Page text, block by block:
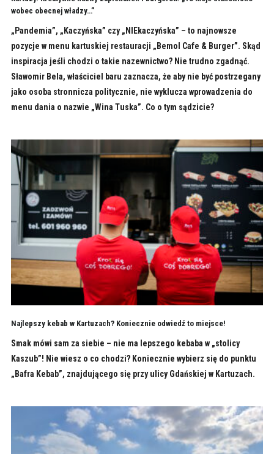
wobec obecnej władzy…”
„Pandemia”, „Kaczyńska” czy „NIEkaczyńska” – to najnowsze
pozycje w menu kartuskiej restauracji „Bemol Cafe & Burger”. Skąd
inspiracja jeśli chodzi o takie nazewnictwo? Nie trudno zgadnąć.
Sławomir Bela, właściciel baru zaznacza, że aby nie być postrzegany
jako osoba stronnicza politycznie, nie wyklucza wprowadzenia do
menu dania o nazwie „Wina Tuska”. Co o tym sądzicie?
Najlepszy kebab w Kartuzach? Koniecznie odwiedź to miejsce!
Smak mówi sam za siebie – nie ma lepszego kebaba w „stolicy
Kaszub”! Nie wiesz o co chodzi? Koniecznie wybierz się do punktu
„Bafra Kebab”, znajdującego się przy ulicy Gdańskiej w Kartuzach.